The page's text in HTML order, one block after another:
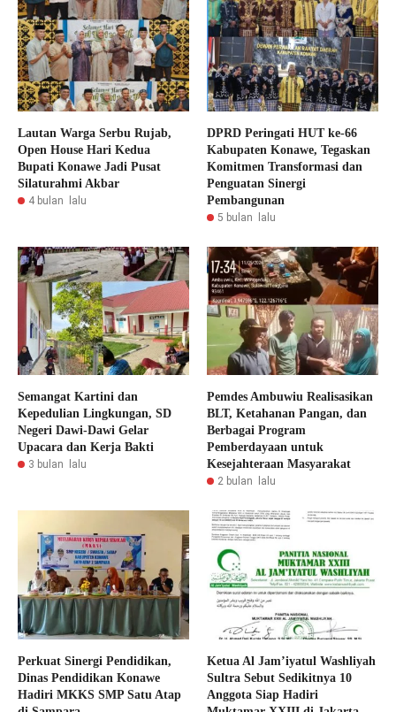
Lautan Warga Serbu Rujab,
Open House Hari Kedua
Bupati Konawe Jadi Pusat
Silaturahmi Akbar
4 bulan lalu
DPRD Peringati HUT ke-66
Kabupaten Konawe, Tegaskan
Komitmen Transformasi dan
Penguatan Sinergi
Pembangunan
5 bulan lalu
Semangat Kartini dan
Kepedulian Lingkungan, SD
Negeri Dawi-Dawi Gelar
Upacara dan Kerja Bakti
3 bulan lalu
Pemdes Ambuwiu Realisasikan
BLT, Ketahanan Pangan, dan
Berbagai Program
Pemberdayaan untuk
Kesejahteraan Masyarakat
2 bulan lalu
Perkuat Sinergi Pendidikan,
Dinas Pendidikan Konawe
Hadiri MKKS SMP Satu Atap
Ketua Al Jam’iyatul Washliyah
Sultra Sebut Sedikitnya 10
Anggota Siap Hadiri